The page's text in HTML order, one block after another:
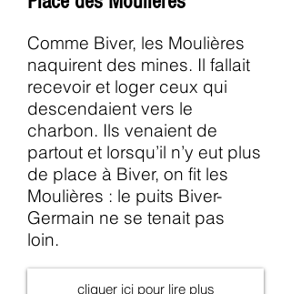
Comme Biver, les Moulières
naquirent des mines. Il fallait
recevoir et loger ceux qui
descendaient vers le
charbon. Ils venaient de
partout et lorsqu’il n’y eut plus
de place à Biver, on fit les
Moulières : le puits Biver-
Germain ne se tenait pas
loin.
cliquer ici pour lire plus